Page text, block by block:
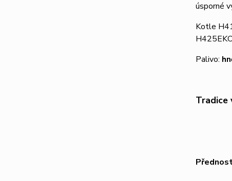
úsporné
Kotle
Palivo:
Tradice